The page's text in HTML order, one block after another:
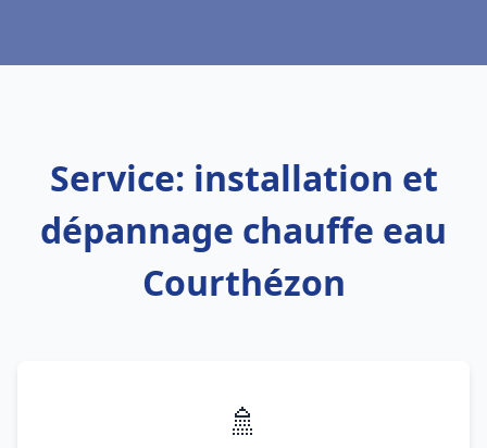
Service: installation et
dépannage chauffe eau
Courthézon
🚿